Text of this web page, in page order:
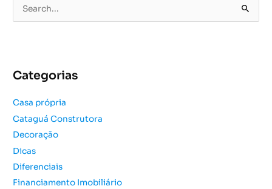
e
i
a
r
p
o
r
:
Categorias
Casa própria
Cataguá Construtora
Decoração
Dicas
Diferenciais
Financiamento Imobiliário